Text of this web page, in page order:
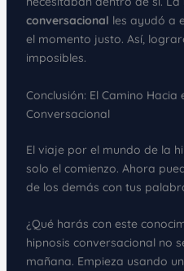
conversacional les ayudó a
el momento justo. Así,
imposibles.
Conclusión: El Camino
Conversacional
El viaje por el mundo de la
solo el comienzo. Ahora
de los demás con tus
¿Qué harás con este
hipnosis conversacional no
mañana. Empieza usando